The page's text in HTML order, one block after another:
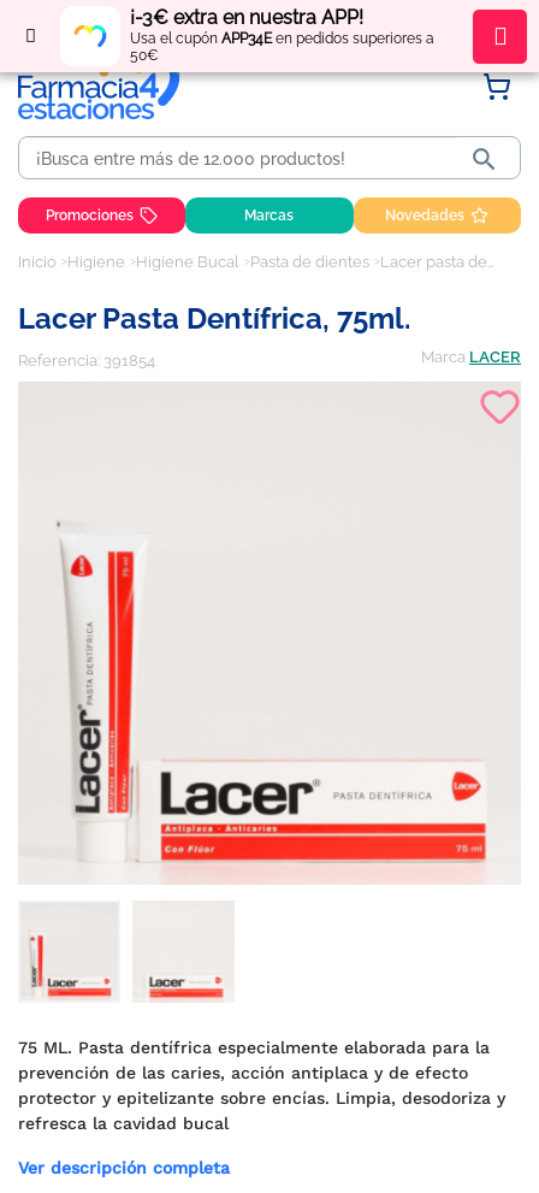
¡-3€ extra en nuestra APP!
Usa el cupón APP34Een pedidos superiores a
50€
Regístratey obténpuntos por tus compras

Promociones Marcas Novedades
Inicio Higiene Higiene Bucal Pasta de dientes Lacer pasta dentífrica, 75ml.
Lacer Pasta Dentífrica, 75ml.
Referencia: 391854 Marca LACER
75 ML. Pasta dentífrica especialmente elaborada para la
prevención de las caries, acción antiplaca y de efecto
protector y epitelizante sobre encías. Limpia, desodoriza y
refresca la cavidad bucal
Ver descripción completa